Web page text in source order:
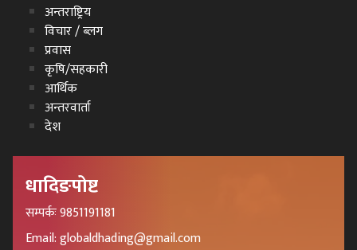
अन्तराष्ट्रिय
विचार / ब्लग
प्रवास
कृषि/सहकारी
आर्थिक
अन्तरवार्ता
देश
धादिङपोष्ट
सम्पर्कः 9851191181
Email: globaldhading@gmail.com